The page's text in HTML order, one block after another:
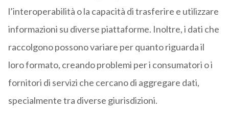
l’interoperabilità o la capacità di trasferire e utilizzare
informazioni su diverse piattaforme. Inoltre, i dati che
raccolgono possono variare per quanto riguarda il
loro formato, creando problemi per i consumatori o i
fornitori di servizi che cercano di aggregare dati,
specialmente tra diverse giurisdizioni.